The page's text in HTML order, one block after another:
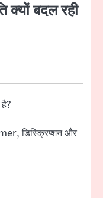
क्यों बदल रही
डिस्क्रिप्शन और